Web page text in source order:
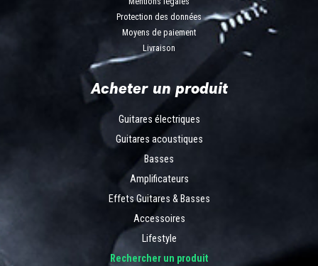
Protection des données
Moyens de paiement
Livraison
Acheter un produit
Guitares électriques
Guitares acoustiques
Basses
Amplificateurs
Effets Guitares & Basses
Accessoires
Lifestyle
Rechercher un produit